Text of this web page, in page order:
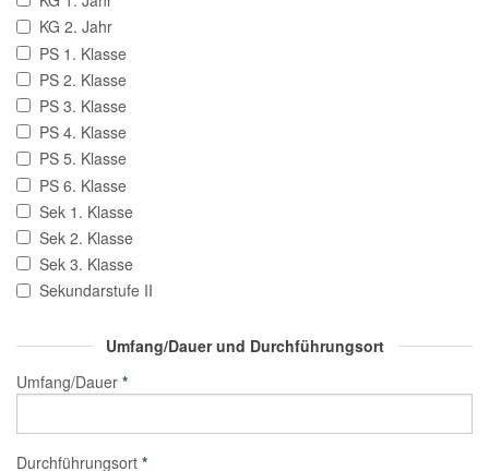
KG 2. Jahr
PS 1. Klasse
PS 2. Klasse
PS 3. Klasse
PS 4. Klasse
PS 5. Klasse
PS 6. Klasse
Sek 1. Klasse
Sek 2. Klasse
Sek 3. Klasse
Sekundarstufe II
Umfang/Dauer und Durchführungsort
Umfang/Dauer *
Durchführungsort *